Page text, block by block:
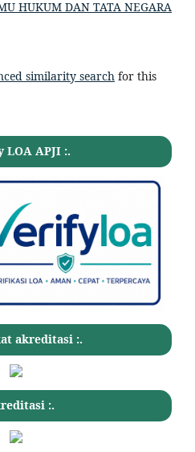
HUKUM DAN TATA NEGARA
similarity searchfor this
LOA APJI :.
akreditasi :.
:.